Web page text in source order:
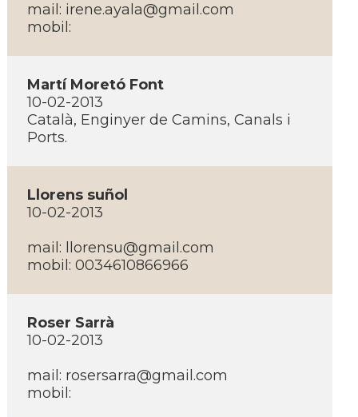
mail: irene.ayala@gmail.com
mobil:
Martí­ Moretó Font
10-02-2013
Català, Enginyer de Camins, Canals i
Ports.
Llorens suñol
10-02-2013
mail: llorensu@gmail.com
mobil: 0034610866966
Roser Sarrà
10-02-2013
mail: rosersarra@gmail.com
mobil: